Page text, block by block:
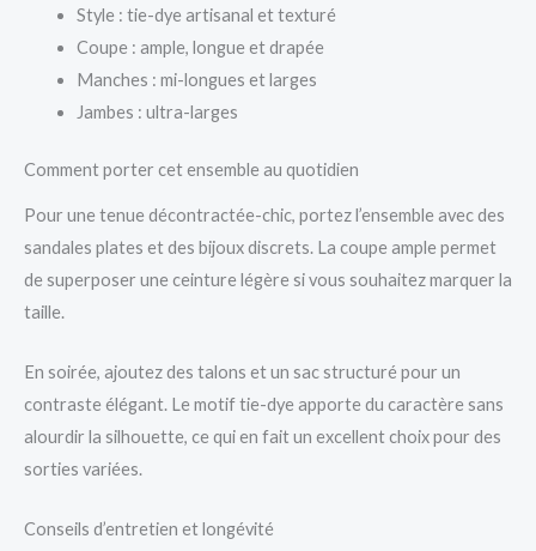
Style : tie-dye artisanal et texturé
Coupe : ample, longue et drapée
Manches : mi-longues et larges
Jambes : ultra-larges
Comment porter cet ensemble au quotidien
Pour une tenue décontractée-chic, portez l’ensemble avec des
sandales plates et des bijoux discrets. La coupe ample permet
de superposer une ceinture légère si vous souhaitez marquer la
taille.
En soirée, ajoutez des talons et un sac structuré pour un
contraste élégant. Le motif tie-dye apporte du caractère sans
alourdir la silhouette, ce qui en fait un excellent choix pour des
sorties variées.
Conseils d’entretien et longévité